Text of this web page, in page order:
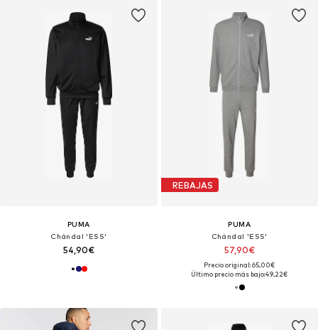
PUMA
Chándal 'ESS'
54,90€
REBAJAS
PUMA
Chándal 'ESS'
57,90€
Precio original: 65,00€
Último precio más bajo:49,22€